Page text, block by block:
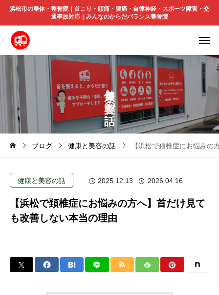
浜松市の整体・整骨院｜首こり・頭痛・腰痛・自律神経・スポーツ障害・交
通事故対応｜みんなのからだバランス整骨院
と
の
ブログ 健康と美容の話 【浜松で頚椎症にお悩み
健康と美容の話 2025.12.13 2026.04.16
【浜松で頚椎症にお悩みの方へ】首だけ見て
も改善しない本当の理由